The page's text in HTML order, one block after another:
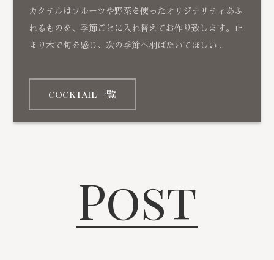
カクテルはフルーツや野菜を使ったオリジナリティあふ
れるものを、季節ごとに入れ替えてお作り致します。止
まり木で旬を感じ、次の季節へ羽ばたいてほしい…
cocktail一覧
Post